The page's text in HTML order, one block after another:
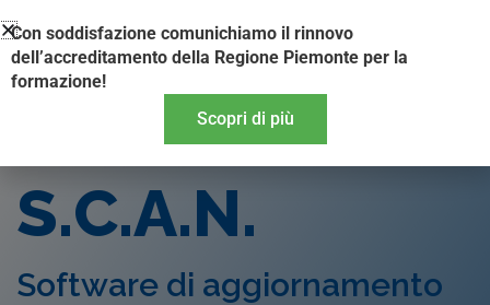
al
contenuto
S.C.A.N.
Software di aggiornamento
Con soddisfazione comunichiamo il rinnovo
dell’accreditamento della Regione Piemonte per la
formazione!
Scopri di più